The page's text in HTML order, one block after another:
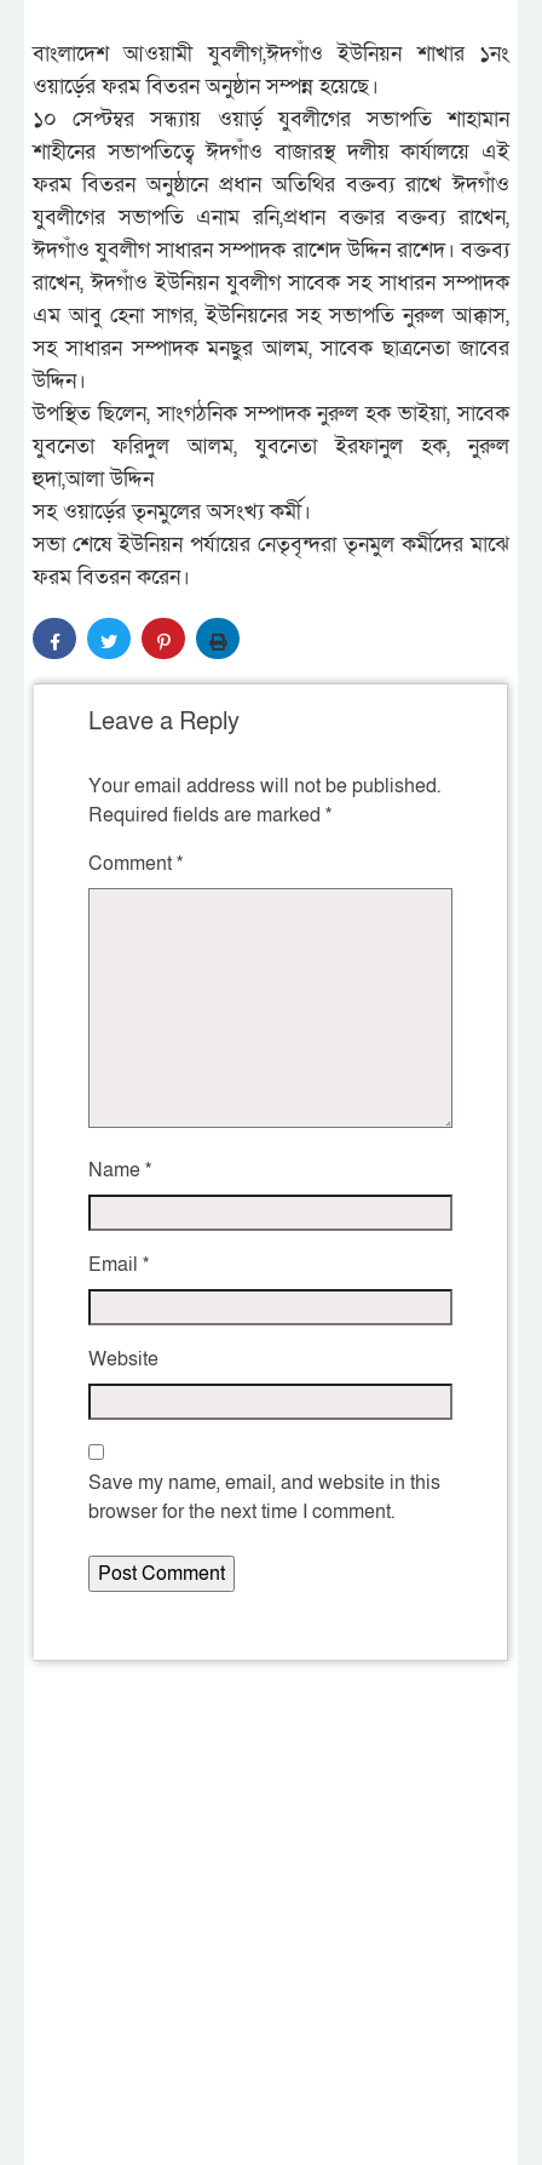
বাংলাদেশ আওয়ামী যুবলীগ,ঈদগাঁও ইউনিয়ন শাখার ১নং
ওয়ার্ড়ের ফরম বিতরন অনুষ্ঠান সম্পন্ন হয়েছে।
১০ সেপ্টম্বর সন্ধ্যায় ওয়ার্ড় যুবলীগের সভাপতি শাহামান
শাহীনের সভাপতিত্বে ঈদগাঁও বাজারস্থ দলীয় কার্যালয়ে এই
ফরম বিতরন অনুষ্ঠানে প্রধান অতিথির বক্তব্য রাখে ঈদগাঁও
যুবলীগের সভাপতি এনাম রনি,প্রধান বক্তার বক্তব্য রাখেন,
ঈদগাঁও যুবলীগ সাধারন সম্পাদক রাশেদ উদ্দিন রাশেদ। বক্তব্য
রাখেন, ঈদগাঁও ইউনিয়ন যুবলীগ সাবেক সহ সাধারন সম্পাদক
এম আবু হেনা সাগর, ইউনিয়নের সহ সভাপতি নুরুল আক্কাস,
সহ সাধারন সম্পাদক মনছুর আলম, সাবেক ছাত্রনেতা জাবের
উদ্দিন।
উপস্থিত ছিলেন, সাংগঠনিক সম্পাদক নুরুল হক ভাইয়া, সাবেক
যুবনেতা ফরিদুল আলম, যুবনেতা ইরফানুল হক, নুরুল
হুদা,আলা উদ্দিন
সহ ওয়ার্ড়ের তৃনমুলের অসংখ্য কর্মী।
সভা শেষে ইউনিয়ন পর্যায়ের নেতৃবৃন্দরা তৃনমুল কর্মীদের মাঝে
ফরম বিতরন করেন।
Leave a Reply
Your email address will not be published.
Required fields are marked *
Comment*
Name*
Email *
Website
Save my name, email, and website in this
browser for the next time I comment.